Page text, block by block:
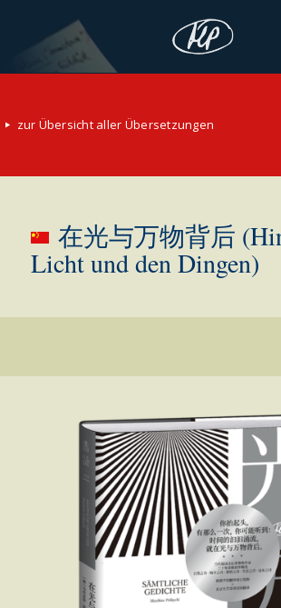
zur Übersicht aller Übersetzungen
在光与万物背后
Licht und den Dingen)